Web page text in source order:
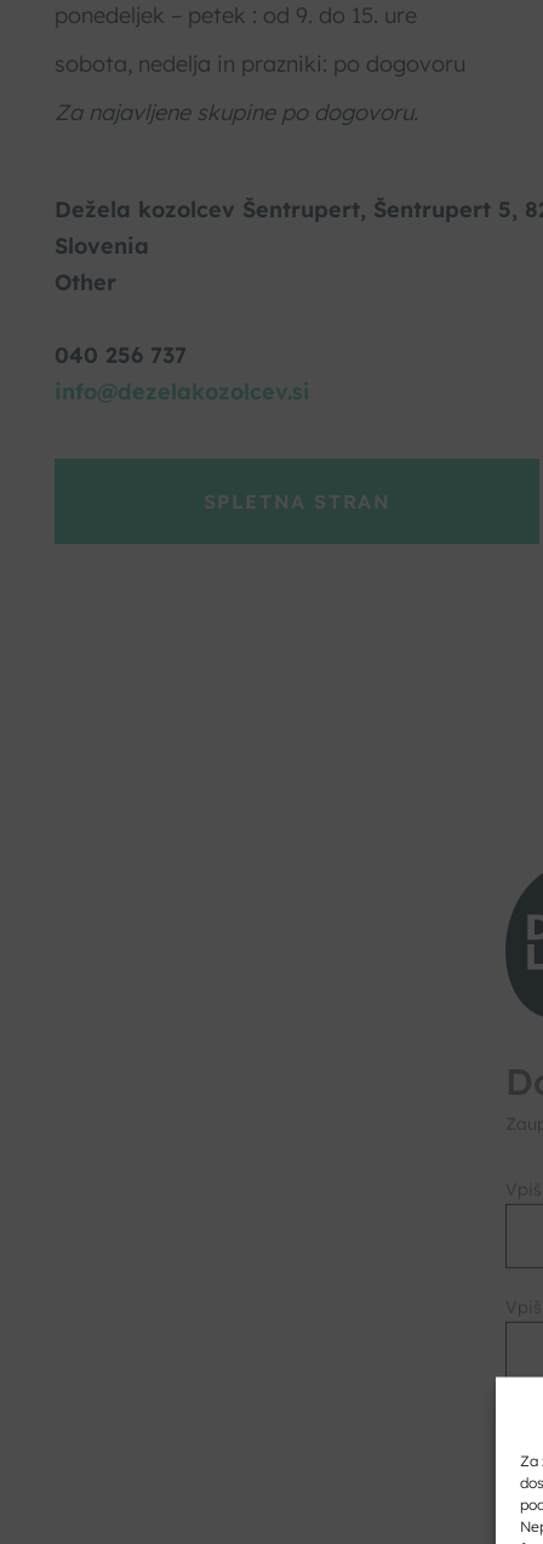
Za
ponedeljek – petek : od 9. do 15. ure
sobota, nedelja in prazniki: po dogovoru
Za najavljene skupine po dogovoru.
Dežela kozolcev Šentrupert, Šentrupert 5,
Slovenia
Other
040 256 737
info@dezelakozolcev.si
SPLETNA STRAN